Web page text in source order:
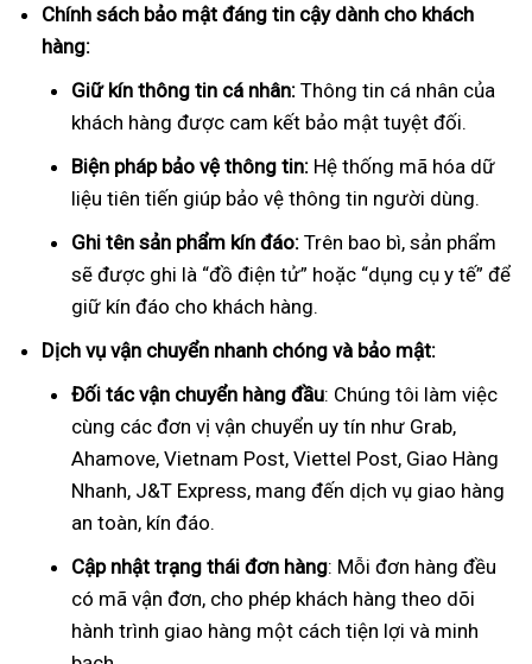
Chính sách bảo mật đáng tin cậy dành cho khách
hàng:
Giữ kín thông tin cá nhân: Thông tin cá nhân của
khách hàng được cam kết bảo mật tuyệt đối.
Biện pháp bảo vệ thông tin: Hệ thống mã hóa dữ
liệu tiên tiến giúp bảo vệ thông tin người dùng.
Ghi tên sản phẩm kín đáo: Trên bao bì, sản phẩm
sẽ được ghi là “đồ điện tử” hoặc “dụng cụ y tế” để
giữ kín đáo cho khách hàng.
Dịch vụ vận chuyển nhanh chóng và bảo mật:
Đối tác vận chuyển hàng đầu: Chúng tôi làm việc
cùng các đơn vị vận chuyển uy tín như Grab,
Ahamove, Vietnam Post, Viettel Post, Giao Hàng
Nhanh, J&T Express, mang đến dịch vụ giao hàng
an toàn, kín đáo.
Cập nhật trạng thái đơn hàng: Mỗi đơn hàng đều
có mã vận đơn, cho phép khách hàng theo dõi
hành trình giao hàng một cách tiện lợi và minh